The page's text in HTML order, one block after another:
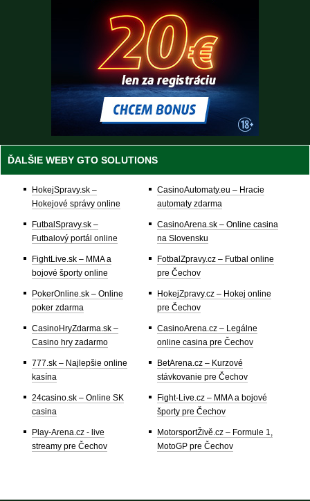
ĎALŠIE WEBY GTO SOLUTIONS
HokejSpravy.sk –
Hokejové správy online
FutbalSpravy.sk –
Futbalový portál online
FightLive.sk – MMA a
bojové športy online
PokerOnline.sk – Online
poker zdarma
CasinoHryZdarma.sk –
Casino hry zadarmo
777.sk – Najlepšie online
kasína
24casino.sk – Online SK
casina
Play-Arena.cz - live
streamy pre Čechov
CasinoAutomaty.eu – Hracie
automaty zdarma
CasinoArena.sk – Online casina
na Slovensku
FotbalZpravy.cz – Futbal online
pre Čechov
HokejZpravy.cz – Hokej online
pre Čechov
CasinoArena.cz – Legálne
online casina pre Čechov
BetArena.cz – Kurzové
stávkovanie pre Čechov
Fight-Live.cz – MMA a bojové
športy pre Čechov
MotorsportŽivě.cz – Formule 1,
MotoGP pre Čechov